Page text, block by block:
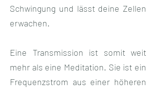
Schwingung und lässt deine Zellen
erwachen.
Eine Transmission ist somit weit
mehr als eine Meditation. Sie ist ein
Frequenzstrom aus einer höheren